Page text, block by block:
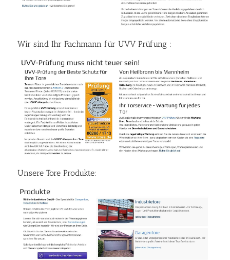
Wir sind Ihr Fachmann für UVV Prüfung :
Unsere Tore Produkte: